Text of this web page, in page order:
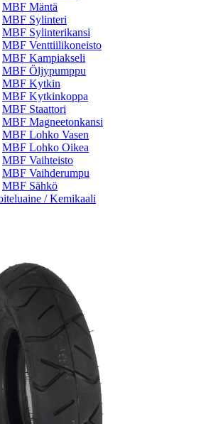
MBF Mäntä
MBF Sylinteri
MBF Sylinterikansi
MBF Venttiilikoneisto
MBF Kampiakseli
MBF Öljypumppu
MBF Kytkin
MBF Kytkinkoppa
MBF Staattori
MBF Magneetonkansi
MBF Lohko Vasen
MBF Lohko Oikea
MBF Vaihteisto
MBF Vaihderumpu
MBF Sähkö
/ Kemikaali